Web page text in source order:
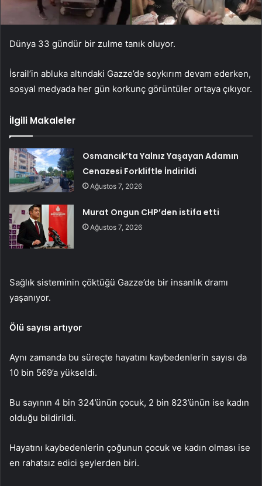
Dünya 33 gündür bir zulme tanık oluyor.
İsrail’in abluka altındaki Gazze’de soykırım devam ederken,
sosyal medyada her gün korkunç görüntüler ortaya çıkıyor.
İlgili Makaleler
Osmancık’ta Yalnız Yaşayan Adamın
Cenazesi Forkliftle İndirildi
Ağustos 7, 2026
Murat Ongun CHP’den istifa etti
Ağustos 7, 2026
Sağlık sisteminin çöktüğü Gazze’de bir insanlık dramı
yaşanıyor.
Ölü sayısı artıyor
Aynı zamanda bu süreçte hayatını kaybedenlerin sayısı da
10 bin 569’a yükseldi.
Bu sayının 4 bin 324’ünün çocuk, 2 bin 823’ünün ise kadın
olduğu bildirildi.
Hayatını kaybedenlerin çoğunun çocuk ve kadın olması ise
en rahatsız edici şeylerden biri.